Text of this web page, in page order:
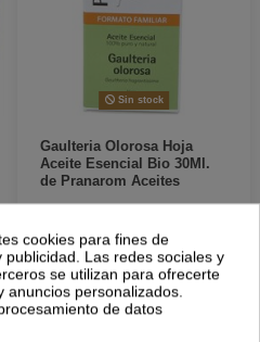
Sin stock
Gaulteria Olorosa Hoja
Aceite Esencial Bio 30Ml.
de Pranarom Aceites
Más Información
cookies para fines de
Las redes sociales y
se utilizan para ofrecerte
personalizados.
de datos